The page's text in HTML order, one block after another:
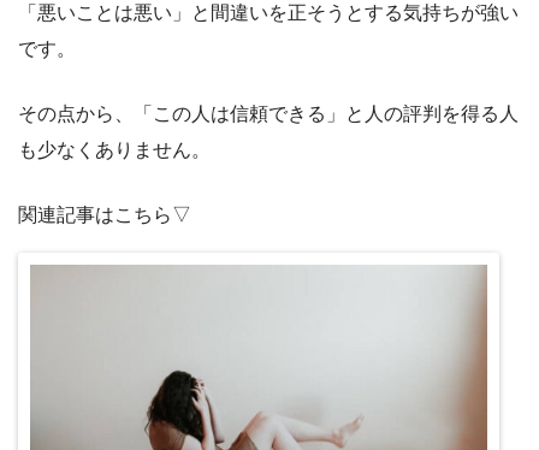
「悪いことは悪い」と間違いを正そうとする気持ちが強い
です。
その点から、「この人は信頼できる」と人の評判を得る人
も少なくありません。
関連記事はこちら▽